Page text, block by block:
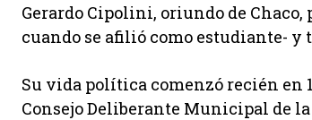
Gerardo Cipolini, oriundo de Chaco,
cuando se afilió como estudiante- y
Su vida política comenzó recién en
Consejo Deliberante Municipal de